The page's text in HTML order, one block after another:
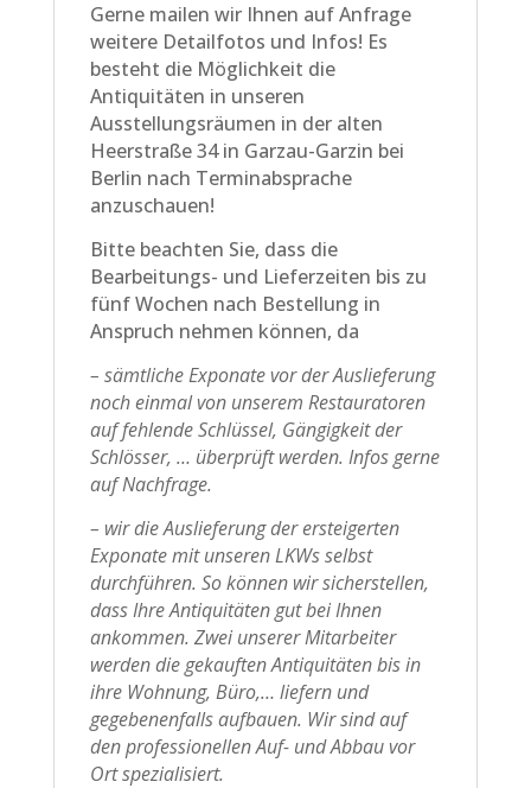
Gerne mailen wir Ihnen auf Anfrage
weitere Detailfotos und Infos! Es
besteht die Möglichkeit die
Antiquitäten in unseren
Ausstellungsräumen in der alten
Heerstraße 34 in Garzau-Garzin bei
Berlin nach Terminabsprache
anzuschauen!
Bitte beachten Sie, dass die
Bearbeitungs- und Lieferzeiten bis zu
fünf Wochen nach Bestellung in
Anspruch nehmen können, da
– sämtliche Exponate vor der Auslieferung
noch einmal von unserem Restauratoren
auf fehlende Schlüssel, Gängigkeit der
Schlösser, … überprüft werden. Infos gerne
auf Nachfrage.
– wir die Auslieferung der ersteigerten
Exponate mit unseren LKWs selbst
durchführen. So können wir sicherstellen,
dass Ihre Antiquitäten gut bei Ihnen
ankommen. Zwei unserer Mitarbeiter
werden die gekauften Antiquitäten bis in
ihre Wohnung, Büro,… liefern und
gegebenenfalls aufbauen. Wir sind auf
den professionellen Auf- und Abbau vor
Ort spezialisiert.